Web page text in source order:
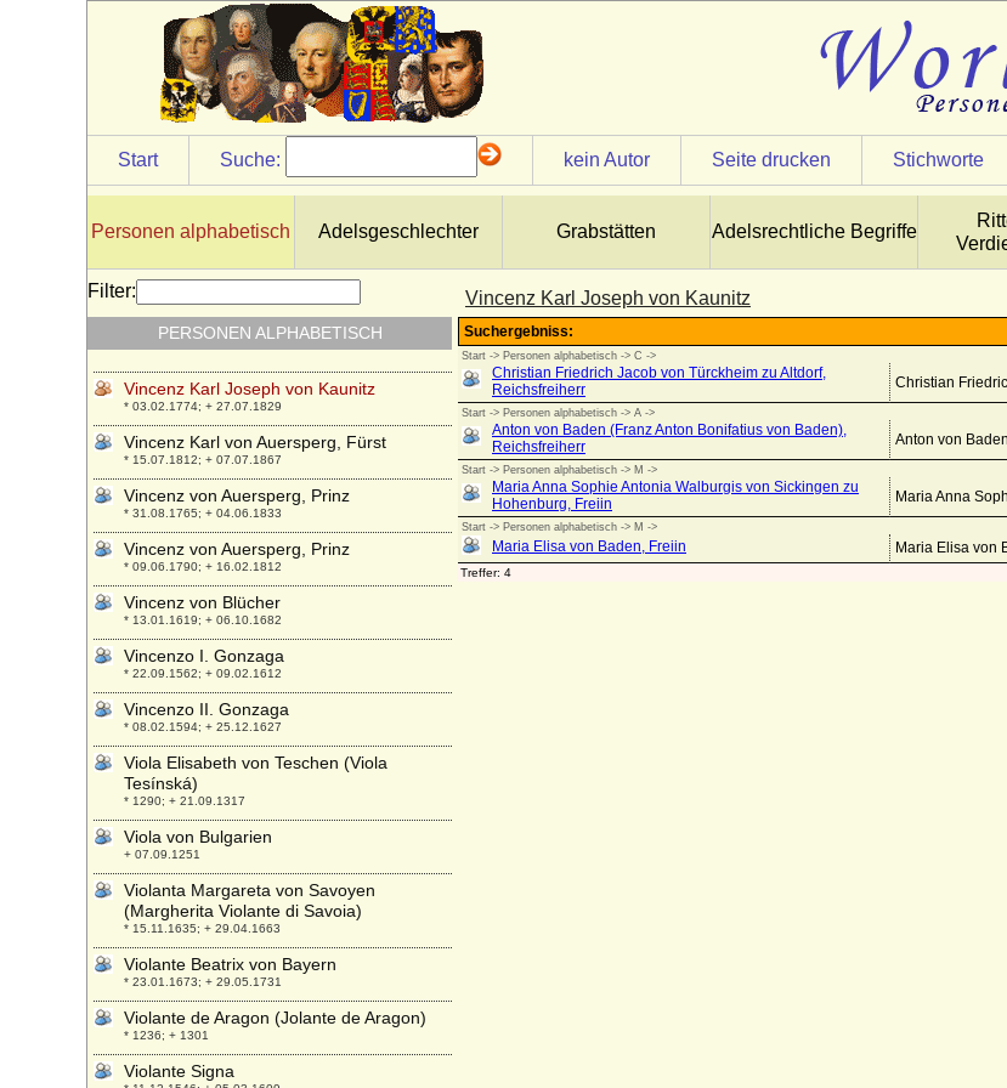
Start Suche: kein Autor Seite drucken Stichworte
Personen alphabetisch Adelsgeschlechter Grabstätten Adelsrechtliche Begriffe
Vincenz Karl Joseph von Kaunitz
Filter:
PERSONEN ALPHABETISCH
Viktoria von Großbritannien und Irland
* 21.11.1840; + 05.08.1901
Viktoria von Hessen-Darmstadt
* 05.04.1863; + 24.09.1950
Viktoria von Preußen
* 12.04.1866; + 13.11.1929
Viktoria von Schweden
Viktoria Wanda von Wylich und Lottum,
* 01.02.1861; + 07.12..1933
Viktorin von Schlesien-Münsterberg
(Victorin II. von Schlesien-Münsterberg)
* 29.05.1443; + 30.08.1500
Vincenz Karl Joseph von Kaunitz
* 03.02.1774; + 27.07.1829
Vincenz Karl von Auersperg, Fürst
* 15.07.1812; + 07.07.1867
Vincenz von Auersperg, Prinz
* 31.08.1765; + 04.06.1833
Vincenz von Auersperg, Prinz
* 09.06.1790; + 16.02.1812
Vincenz von Blücher
* 13.01.1619; + 06.10.1682
Vincenzo I. Gonzaga
* 22.09.1562; + 09.02.1612
Vincenzo II. Gonzaga
* 08.02.1594; + 25.12.1627
Viola Elisabeth von Teschen (Viola
Tesínská)
* 1290; + 21.09.1317
Viola von Bulgarien
+ 07.09.1251
Violanta Margareta von Savoyen
(Margherita Violante di Savoia)
* 15.11.1635; + 29.04.1663
Violante Beatrix von Bayern
* 23.01.1673; + 29.05.1731
Violante de Aragon (Jolante de Aragon)
* 1236; + 1301
Violante Signa